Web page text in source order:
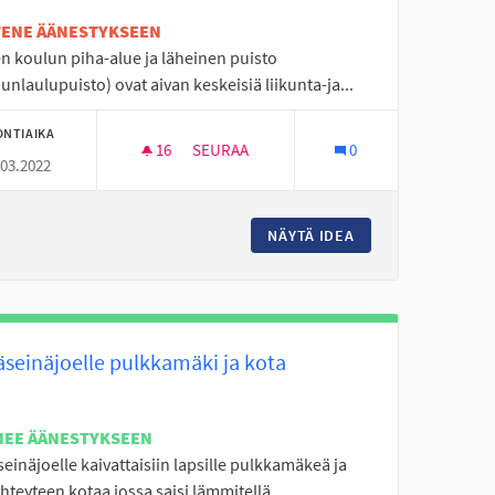
ÄÄNESTYKSEEN
koulun piha-alue ja läheinen puisto
ovat aivan keskeisiä liikunta-ja...
16 16 SEURAAJAA
SEURAA 0
NÄYTÄ IDEA
pulkkamäki ja kota
ÄÄNESTYKSEEN
kaivattaisiin lapsille pulkkamäkeä ja
kotaa jossa saisi lämmitellä...